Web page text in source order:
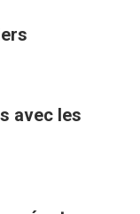
avec les